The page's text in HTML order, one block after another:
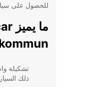
للحصول على
تشكيلة
ذلك